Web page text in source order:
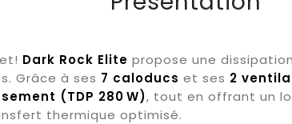
Dark Rock Elite propose une
Grâce à ses 7 caloducs et ses 2
(TDP 280 W), tout en offrant un
thermique optimisé.